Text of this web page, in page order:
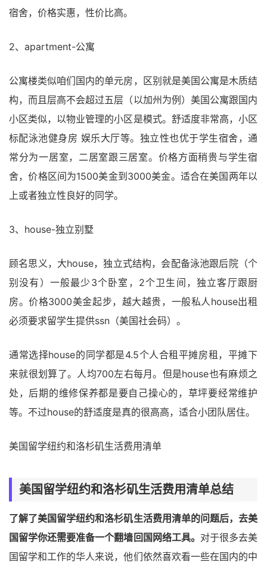
宿舍，价格实惠，性价比高。
2、apartment-公寓
公寓楼类似咱们国内的单元房，区别就是美国公寓是木质结
构，而且层高不会超过五层（以加州为例）美国公寓跟国内
小区类似，以物业管理的小区是模式。舒适度非常高，小区
标配泳池健身房 娱乐大厅等。独立性也优于学生宿舍，通
常分为一居室，二居室跟三居室。价格方面稍贵与学生宿
舍，价格区间为1500美金到3000美金。适合在美国两年以
上或者独立性良好的同学。
3、house-独立别墅
顾名思义，大house，独立式结构，会配备泳池跟后院（个
别没有）一般最少3个卧室，2个卫生间，独立客厅跟厨
房。价格3000美金起步，越大越贵，一般私人house出租
必须要求留学生提供ssn（美国社会码）。
通常选择house的同学都是4.5个人合租平摊房租，平摊下
来就很划算了。人均700左右每月。但是house也有麻烦之
处，后期的维修保养都是要自己操心的，草坪要经常维护
等。不过house的舒适度是真的很高高，适合小团队居住。
美国留学纽约和洛杉矶生活费用清单
美国留学纽约和洛杉矶生活费用清单总结
了解了美国留学纽约和洛杉矶生活费用清单的问题后，去美
国留学你还需要准备一个翻墙回国网络工具。 对于很多去美
国留学和工作的华人来说，他们依然喜欢看一些在国内的中